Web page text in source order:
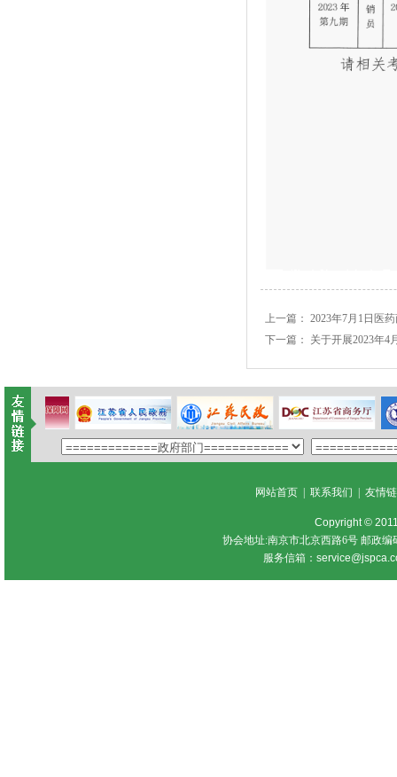
上一篇： 2023年7月1日医
下一篇： 关于开展2023年4
网站首页 | 联系我们 | 友情
Copyright ©
协会地址:南京市北京西路6号 邮政编
服务信箱：